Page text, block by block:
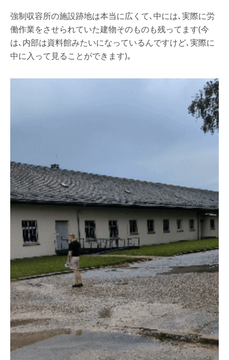
強制収容所の施設跡地は本当に広くて､中には､実際に労
働作業をさせられていた建物そのものも残ってます(今
は､内部は資料館みたいになっているんですけど､実際に
中に入って見ることができます)｡